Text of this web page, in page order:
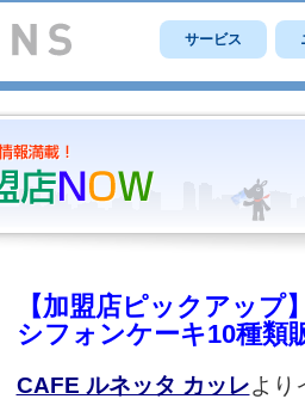
サービス
【加盟店ピックアッ
シフォンケーキ10種類
CAFE ルネッタ カッレより